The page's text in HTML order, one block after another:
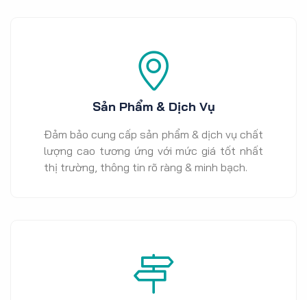
Sản Phẩm & Dịch Vụ
Đảm bảo cung cấp sản phẩm & dịch vụ chất
lượng cao tương ứng với mức giá tốt nhất
thị trường, thông tin rõ ràng & minh bạch.